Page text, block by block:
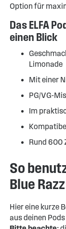
Option für
Das ELFA
einen Blick
Limonade
Mit einer
PG/VG-
Im
Rund 600
So
Blue
Hier eine kurze
aus deinen